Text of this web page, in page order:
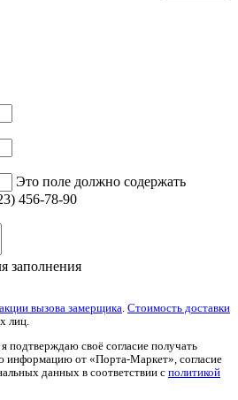
Это поле должно содержать
456-78-90
заполнения
вызова замерщика Стоимость доставки
лиц.
подтверждаю своё согласие получать
информацию от «Порта-Маркет», согласие
данных в соответствии с политикой